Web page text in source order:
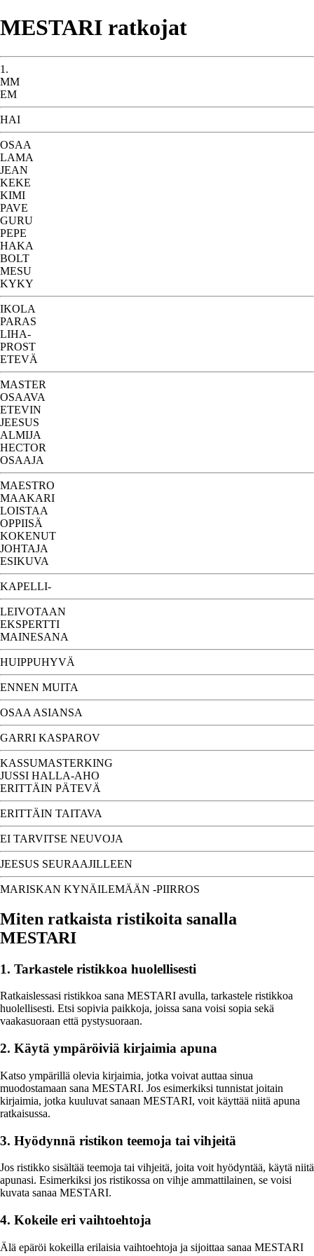
MESTARI ratkojat
1.
MM
EM
HAI
OSAA
LAMA
JEAN
KEKE
KIMI
PAVE
GURU
PEPE
HAKA
BOLT
MESU
KYKY
IKOLA
PARAS
LIHA-
PROST
ETEVÄ
MASTER
OSAAVA
ETEVIN
JEESUS
ALMIJA
HECTOR
OSAAJA
MAESTRO
MAAKARI
LOISTAA
OPPIISÄ
KOKENUT
JOHTAJA
ESIKUVA
KAPELLI-
LEIVOTAAN
EKSPERTTI
MAINESANA
HUIPPUHYVÄ
ENNEN MUITA
OSAA ASIANSA
GARRI KASPAROV
KASSUMASTERKING
JUSSI HALLA-AHO
ERITTÄIN PÄTEVÄ
ERITTÄIN TAITAVA
EI TARVITSE NEUVOJA
JEESUS SEURAAJILLEEN
MARISKAN KYNÄILEMÄÄN -PIIRROS
Miten ratkaista ristikoita sanalla
MESTARI
1. Tarkastele ristikkoa huolellisesti
Ratkaislessasi ristikkoa sana MESTARI avulla, tarkastele ristikkoa
huolellisesti. Etsi sopivia paikkoja, joissa sana voisi sopia sekä
vaakasuoraan että pystysuoraan.
2. Käytä ympäröiviä kirjaimia apuna
Katso ympärillä olevia kirjaimia, jotka voivat auttaa sinua
muodostamaan sana MESTARI. Jos esimerkiksi tunnistat joitain
kirjaimia, jotka kuuluvat sanaan MESTARI, voit käyttää niitä apuna
ratkaisussa.
3. Hyödynnä ristikon teemoja tai vihjeitä
Jos ristikko sisältää teemoja tai vihjeitä, joita voit hyödyntää, käytä niitä
apunasi. Esimerkiksi jos ristikossa on vihje ammattilainen, se voisi
kuvata sanaa MESTARI.
4. Kokeile eri vaihtoehtoja
Älä epäröi kokeilla erilaisia vaihtoehtoja ja sijoittaa sanaa MESTARI